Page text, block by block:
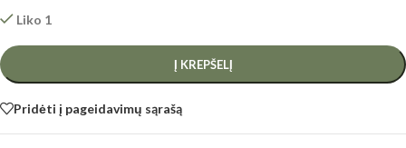
Liko 1
Į KREPŠELĮ
Pridėti į pageidavimų sąrašą